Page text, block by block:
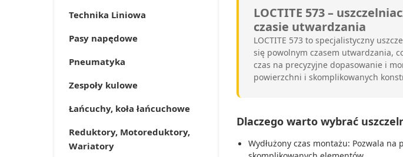
Technika Liniowa
Pasy napędowe
Pneumatyka
Zespoły kulowe
Łańcuchy, koła łańcuchowe
Reduktory, Motoreduktory,
Wariatory
LOCTITE 573 –
czasie utwardzania
LOCTITE 573 to specjalistyczny
się powolnym czasem utwardzania,
czas na precyzyjne dopasowanie i
powierzchni i skomplikowanych
Dlaczego warto wybrać
Wydłużony czas montażu: Pozwala